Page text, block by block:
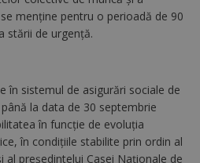
menţine pentru o perioadă de 90
stării de urgenţă.
în sistemul de asigurări sociale de
la data de 30 septembrie
în funcţie de evoluţia
în condiţiile stabilite prin ordin al
al preşedintelui Casei Naţionale de